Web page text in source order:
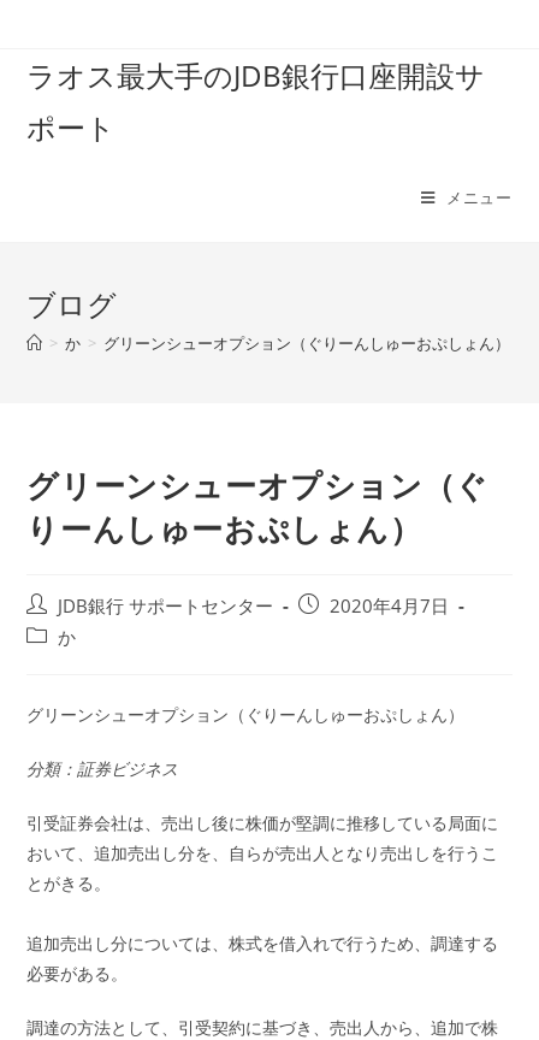
ラオス最大手のJDB銀行口座開設サ
ポート
メニュー
ブログ
> か > グリーンシューオプション（ぐりーんしゅーおぷしょん）
グリーンシューオプション（ぐ
りーんしゅーおぷしょん）
投
稿
JDB銀行 サポートセンター
投
日:
2020年4月7日
投
テ
リ
か
グリーンシューオプション（ぐりーんしゅーおぷしょん）
分類：証券ビジネス
引受証券会社は、売出し後に株価が堅調に推移している局面に
おいて、追加売出し分を、自らが売出人となり売出しを行うこ
とがきる。
追加売出し分については、株式を借入れで行うため、調達する
必要がある。
調達の方法として、引受契約に基づき、売出人から、追加で株